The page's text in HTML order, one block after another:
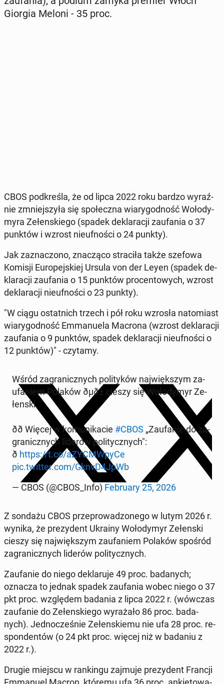
Giorgia Meloni - 35 proc.
CBOS pod­kre­śla, że od lipca 2022 roku bardzo wy­raź­
nie zmniej­szy­ła się spo­łecz­na wia­ry­god­ność Wo­ło­dy­
my­ra Ze­łen­skie­go (spadek de­kla­ra­cji za­ufa­nia o 37
punktów i wzrost nie­uf­no­ści o 24 punkty).
Jak za­zna­czo­no, zna­czą­co stra­ci­ła także szefowa
Komisji Eu­ro­pej­skiej Ursula von der Leyen (spadek de­
kla­ra­cji za­ufa­nia o 15 punktów pro­cen­to­wych, wzrost
de­kla­ra­cji nie­uf­no­ści o 23 punkty).
"W ciągu ostat­nich trzech i pół roku wzrosła na­to­miast
wia­ry­god­ność Em­ma­nu­ela Macrona (wzrost de­kla­ra­cji
za­ufa­nia o 9 punktów, spadek de­kla­ra­cji nie­uf­no­ści o
12 punktów)" - czytamy.
Wśród za­gra­nicz­nych po­li­ty­ków naj­więk­szym za­
ufa­niem Polaków ðµð± cieszy się Wo­ło­dy­myr Ze­
łen­ski.
ðð Więcej w ko­mu­ni­ka­cie #CBOS „Za­ufa­nie do za­
gra­nicz­nych liderów po­li­tycz­nych":
ð https://t.co/aZYCMW­py­Ce
pic.twitter.com/GknvD4JpWb
— CBOS (@CBOS_Info) Fe­bru­ary 25, 2026
Z sondażu CBOS prze­pro­wa­dzo­ne­go w lutym 2026 r.
wynika, że pre­zy­dent Ukrainy Wo­ło­dy­myr Ze­łen­ski
cieszy się naj­więk­szym za­ufa­niem Polaków spośród
za­gra­nicz­nych liderów po­li­tycz­nych.
Za­ufa­nie do niego de­kla­ru­je 49 proc. ba­da­nych;
oznacza to jednak spadek za­ufa­nia wobec niego o 37
pkt proc. wzglę­dem badania z lipca 2022 r. (wówczas
za­ufa­nie do Ze­łen­skie­go wy­ra­ża­ło 86 proc. ba­da­
nych). Jed­no­cze­śnie Ze­łen­skie­mu nie ufa 28 proc. re­
spon­den­tów (o 24 pkt proc. więcej niż w badaniu z
2022 r.).
Drugie miejscu w ran­kin­gu zajmuje pre­zy­dent Francji